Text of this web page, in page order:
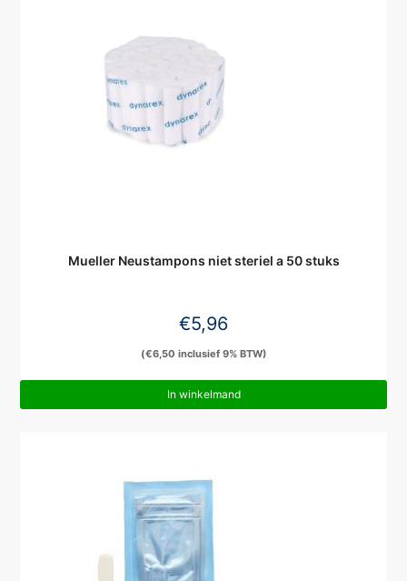
Mueller Neustampons niet steriel a 50 stuks
€5,96
(€6,50 inclusief 9% BTW)
In winkelmand